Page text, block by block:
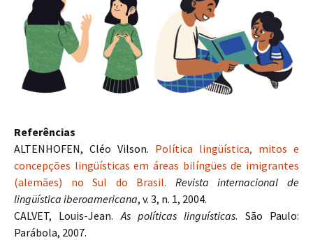
Referências
ALTENHOFEN, Cléo Vilson. Política lingüística, mitos e
concepções lingüísticas em áreas bilíngües de imigrantes
(alemães) no Sul do Brasil.
Revista internacional de
lingüística iberoamericana, v. 3, n. 1, 2004.
CALVET, Louis-Jean.As políticas linguísticas. São Paulo:
Parábola, 2007.